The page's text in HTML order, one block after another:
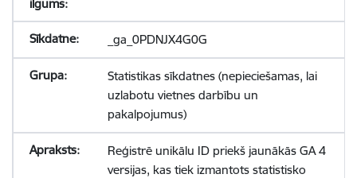
_ga_0PDNJX4G0G
Statistikas sīkdatnes (nepieciešamas, lai
uzlabotu vietnes darbību un
pakalpojumus)
Reģistrē unikālu ID priekš jaunākās GA 4
versijas, kas tiek izmantots statistisko